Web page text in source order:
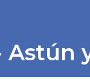
Astún